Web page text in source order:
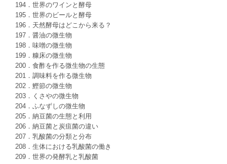
194．世界のワインと酵母
195．世界のビールと酵母
196．天然酵母はどこから来る？
197．醤油の微生物
198．味噌の微生物
199．糠床の微生物
200．食酢を作る微生物の生態
201．調味料を作る微生物
202．鰹節の微生物
203．くさやの微生物
204．ふなずしの微生物
205．納豆菌の生態と利用
206．納豆菌と炭疽菌の違い
207．乳酸菌の分類と分布
208．生体における乳酸菌の働き
209．世界の発酵乳と乳酸菌